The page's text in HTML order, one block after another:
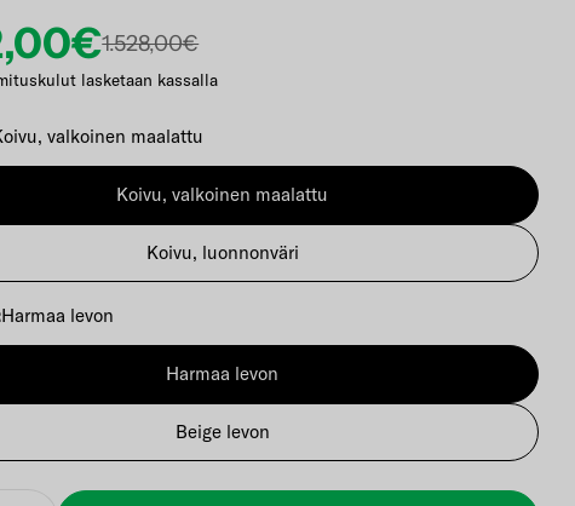
ikkunassa
1.528,00€
lasketaan kassalla
valkoinen maalattu
Koivu, valkoinen maalattu
Koivu, luonnonväri
Harmaa levon
Harmaa levon
Beige levon